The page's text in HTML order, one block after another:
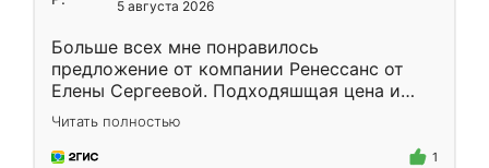
5 августа 2026
Больше всех мне понравилось
предложение от компании Ренессанс от
Елены Сергеевой. Подходяшщая цена и
короткие сроки изготовления. Приехавший
для замера сотрудник Владислав
предложил по моему эскизу самый
Читать полностью
1